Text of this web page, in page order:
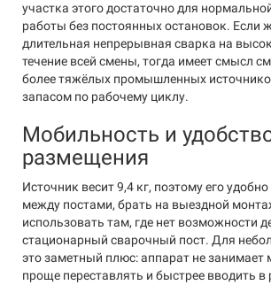
участка этого достаточно для
работы без постоянных остановок. Если
длительная непрерывная сварка на
течение всей смены, тогда имеет смысл
более тяжёлых промышленных
запасом по рабочему циклу.
Мобильность и
размещения
Источник весит 9,4 кг, поэтому его
между постами, брать на выездной
использовать там, где нет возможности
стационарный сварочный пост. Для
это заметный плюс: аппарат не занимает
проще переставлять и быстрее вводить в